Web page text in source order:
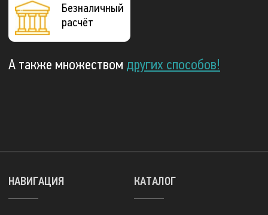
Безналичный
расчёт
А также множеством других способов!
КАТАЛОГ
НАВИГАЦИЯ